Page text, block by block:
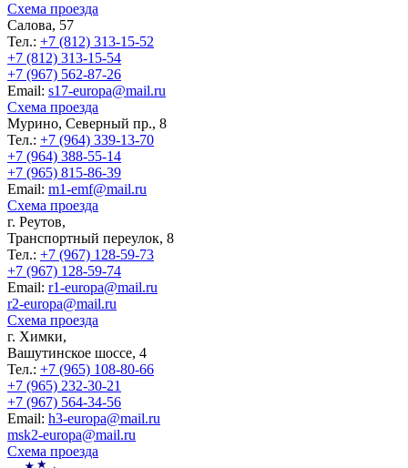
Схема проезда
Салова, 57
Тел.: +7 (812) 313-15-52
+7 (812) 313-15-54
+7 (967) 562-87-26
Еmail: s17-europa@mail.ru
Схема проезда
Мурино, Северный пр., 8
Тел.: +7 (964) 339-13-70
+7 (964) 388-55-14
+7 (965) 815-86-39
Еmail: m1-emf@mail.ru
Схема проезда
г. Реутов,
Транспортный переулок, 8
Тел.: +7 (967) 128-59-73
+7 (967) 128-59-74
Еmail: r1-europa@mail.ru
r2-europa@mail.ru
Схема проезда
г. Химки,
Вашутинское шоссе, 4
Тел.: +7 (965) 108-80-66
+7 (965) 232-30-21
+7 (967) 564-34-56
Еmail: h3-europa@mail.ru
msk2-europa@mail.ru
Схема проезда